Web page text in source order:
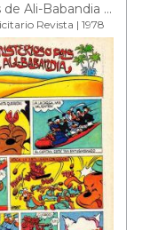
El misterioso país de Ali-Babandia ep. 16
Revista | 1978